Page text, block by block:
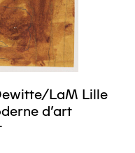
LaM Lille
d’art